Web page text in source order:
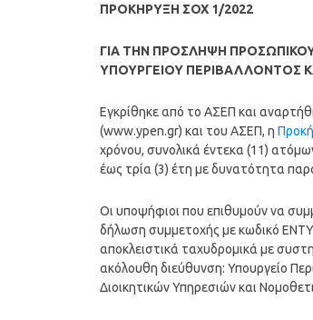
ΠΡΟΚΗΡΥΞΗ ΣΟΧ 1/2022
ΓΙΑ ΤΗΝ ΠΡΟΣΛΗΨΗ
ΥΠΟΥΡΓΕΙΟΥ ΠΕΡΙΒΑΛΛΟΝΤΟΣ
Εγκρίθηκε από το ΑΣΕΠ και
(www.ypen.gr) και του ΑΣΕΠ, η
χρόνου, συνολικά έντεκα (11)
έως τρία (3) έτη με δυνατότητα
Οι υποψήφιοι που επιθυμούν να
δήλωση συμμετοχής με κωδικό
αποκλειστικά ταχυδρομικά με
ακόλουθη διεύθυνση: Υπουργείο
Διοικητικών Υπηρεσιών και